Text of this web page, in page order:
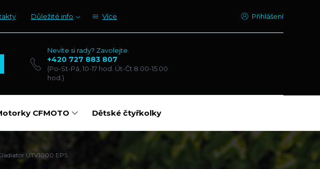
Důležité info Více Přihlášení
Nevíte si rady? Zavolejte.
+420 727 883 807
(Po-St-Pá, 10-17 hod. Út-Čt 8.00-15.00
hod.)
CFMOTO Dětské čtyřkolky
UTV1000 EPS